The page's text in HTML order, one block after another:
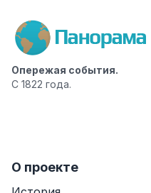
Опережая события.
С 1822 года.
О проекте